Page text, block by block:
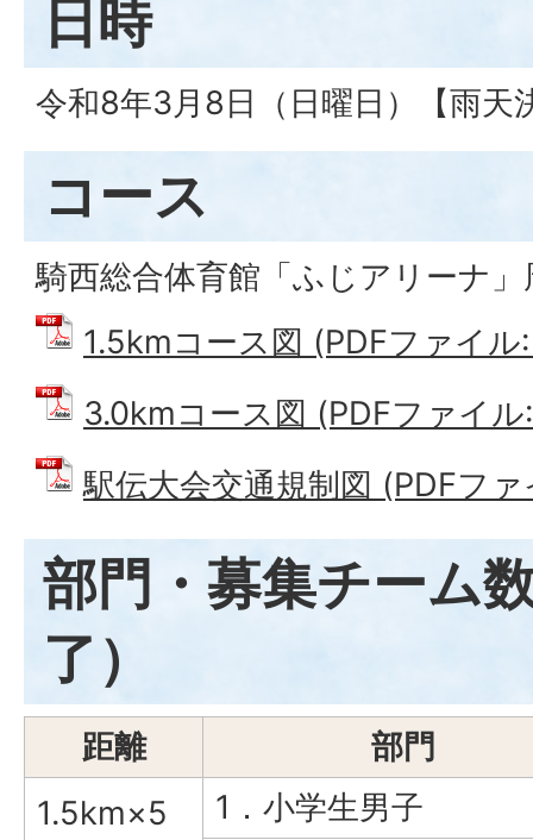
日時
令和8年3月8日（日曜日）【雨天
コース
騎西総合体育館「ふじアリーナ
1.5kmコース図 (PDFファイ
3.0kmコース図 (PDFファイ
駅伝大会交通規制図 (PDFフ
部門・募集チーム
了）
距離
部門
1.5km×5
1．小学生男子